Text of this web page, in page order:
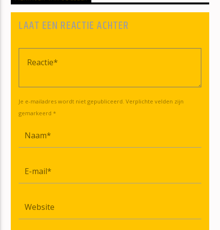
LAAT EEN REACTIE ACHTER
Je e-mailadres wordt niet gepubliceerd. Verplichte velden zijn
gemarkeerd *